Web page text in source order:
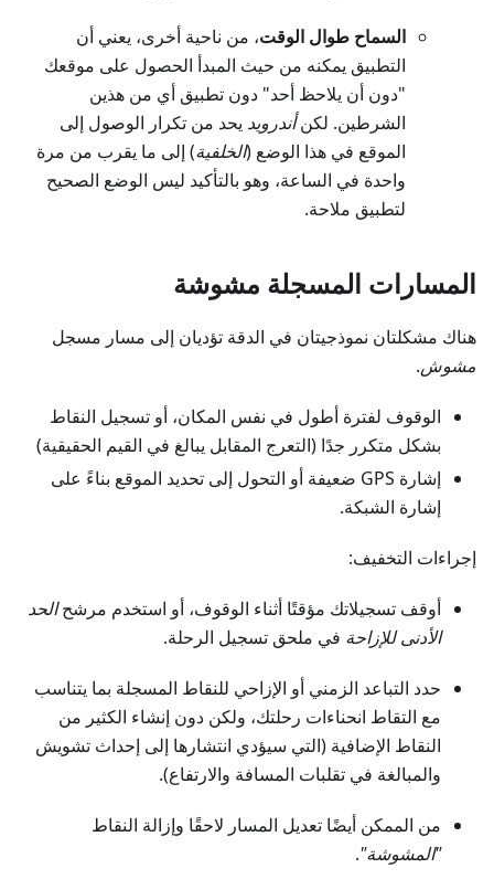
السماح طوال الوقت، من ناحية أخرى، يعني أن
التطبيق يمكنه من حيث المبدأ الحصول على موقعك
"دون أن يلاحظ أحد" دون تطبيق أي من هذين
الشرطين. لكنأندرويد يحد من تكرار الوصول إلى
الموقع في هذا الوضع (الخلفية) إلى ما يقرب من مرة
واحدة في الساعة، وهو بالتأكيد ليس الوضع الصحيح
لتطبيق ملاحة.
المسارات المسجلة مشوشة
هناك مشكلتان نموذجيتان في الدقة تؤديان إلى مسار مسجل
مشوش.
الوقوف لفترة أطول في نفس المكان، أو تسجيل النقاط
بشكل متكرر جدًا (التعرج المقابل يبالغ في القيم الحقيقية)
إشارة GPS ضعيفة أو التحول إلى تحديد الموقع بناءً على
إشارة الشبكة.
إجراءات التخفيف:
أوقف تسجيلاتك مؤقتًا أثناء الوقوف، أو استخدم مرشحالحد
الأدنى للإزاحة في ملحق تسجيل الرحلة.
حدد التباعد الزمني أو الإزاحي للنقاط المسجلة بما يتناسب
مع التقاط انحناءات رحلتك، ولكن دون إنشاء الكثير من
النقاط الإضافية (التي سيؤدي انتشارها إلى إحداث تشويش
والمبالغة في تقلبات المسافة والارتفاع).
من الممكن أيضًا تعديل المسار لاحقًا وإزالة النقاط
"المشوشة".